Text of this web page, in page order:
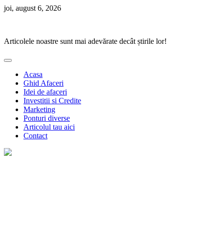
Skip
joi, august 6, 2026
Articolele noastre sunt mai adevărate decât știrile lor!
Acasa
Ghid Afaceri
Idei de afaceri
Investitii si Credite
Marketing
Ponturi diverse
Articolul tau aici
Contact